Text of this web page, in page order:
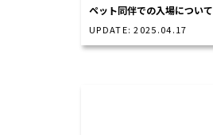
ペット同伴での入場について
UPDATE: 2025.04.17